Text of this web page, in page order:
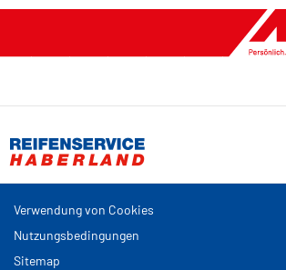
Verwendung von Cookies
Nutzungsbedingungen
Sitemap